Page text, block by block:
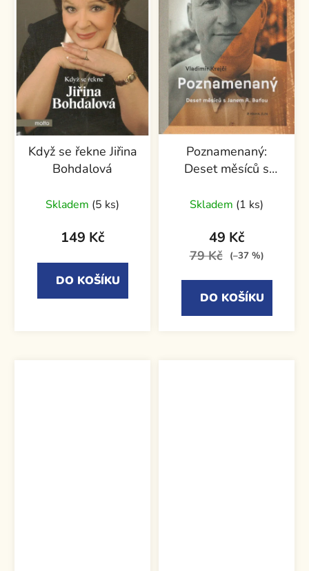
Když se řekne Jiřina
Bohdalová
Skladem (5 ks)
149 Kč
DO KOŠÍKU
Poznamenaný:
Deset měsíců s
Skladem (1 ks)
49 Kč
79 Kč (–37 %)
DO KOŠÍKU